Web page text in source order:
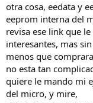
otra cosa, eedata y
eeprom interna del
revisa ese link que
interesantes, mas
menos que
no esta tan
quiere le mando mi
del micro, y mire,